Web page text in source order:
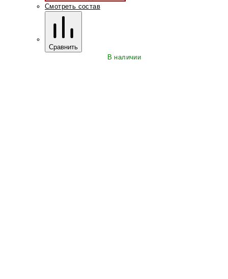
Смотреть состав
Сравнить
В наличии